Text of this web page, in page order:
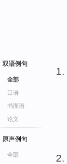
双语例句
全部
口语
书面语
论文
原声例句
全部